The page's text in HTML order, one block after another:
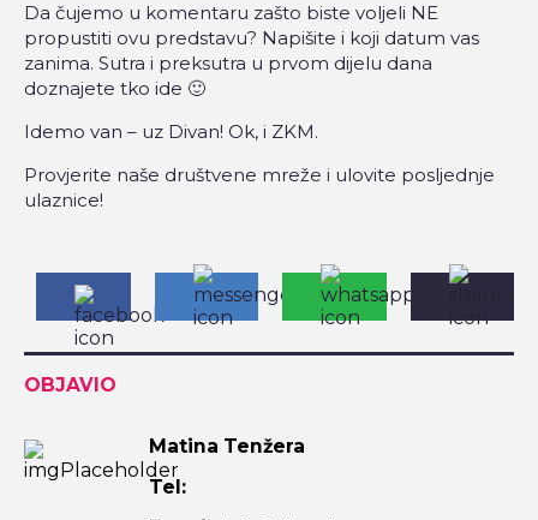
Da čujemo u komentaru zašto biste voljeli NE
propustiti ovu predstavu? Napišite i koji datum vas
zanima. Sutra i preksutra u prvom dijelu dana
doznajete tko ide 🙂
Idemo van – uz Divan! Ok, i ZKM.
Provjerite naše društvene mreže i ulovite posljednje
ulaznice!
OBJAVIO
Matina Tenžera
Tel: